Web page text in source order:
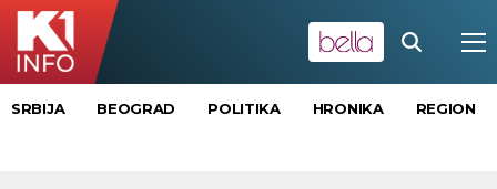
SRBIJA BEOGRAD POLITIKA HRONIKA REGION